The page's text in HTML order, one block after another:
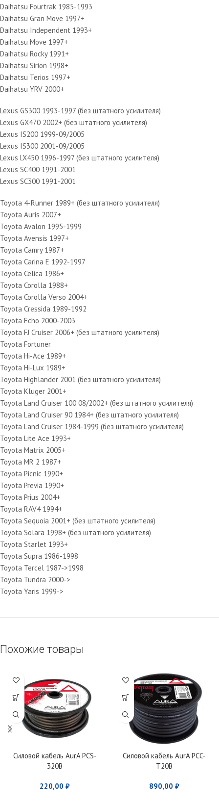
Daihatsu Fourtrak 1985-1993
Daihatsu Gran Move 1997+
Daihatsu Independent 1993+
Daihatsu Move 1997+
Daihatsu Rocky 1991+
Daihatsu Sirion 1998+
Daihatsu Terios 1997+
Daihatsu YRV 2000+
Lexus GS300 1993-1997 (без штатного усилителя)
Lexus GX470 2002+ (без штатного усилителя)
Lexus IS200 1999-09/2005
Lexus IS300 2001-09/2005
Lexus LX450 1996-1997 (без штатного усилителя)
Lexus SC400 1991-2001
Lexus SC300 1991-2001
Toyota 4-Runner 1989+ (без штатного усилителя)
Toyota Auris 2007+
Toyota Avalon 1995-1999
Toyota Avensis 1997+
Toyota Camry 1987+
Toyota Carina E 1992-1997
Toyota Celica 1986+
Toyota Corolla 1988+
Toyota Corolla Verso 2004+
Toyota Cressida 1989-1992
Toyota Echo 2000-2003
Toyota FJ Cruiser 2006+ (без штатного усилителя)
Toyota Fortuner
Toyota Hi-Ace 1989+
Toyota Hi-Lux 1989+
Toyota Highlander 2001 (без штатного усилителя)
Toyota Kluger 2001+
Toyota Land Cruiser 100 08/2002+ (без штатного усилителя)
Toyota Land Cruiser 90 1984+ (без штатного усилителя)
Toyota Land Cruiser 1984-1999 (без штатного усилителя)
Toyota Lite Ace 1993+
Toyota Matrix 2005+
Toyota MR 2 1987+
Toyota Picnic 1990+
Toyota Previa 1990+
Toyota Prius 2004+
Toyota RAV4 1994+
Toyota Sequoia 2001+ (без штатного усилителя)
Toyota Solara 1998+ (без штатного усилителя)
Toyota Starlet 1993+
Toyota Supra 1986-1998
Toyota Tercel 1987->1998
Toyota Tundra 2000->
Toyota Yaris 1999->
Похожие товары
Силовой кабель AurA PCS-
320B
220,00 ₽
Силовой кабель AurA PCC-
T20B
890,00 ₽